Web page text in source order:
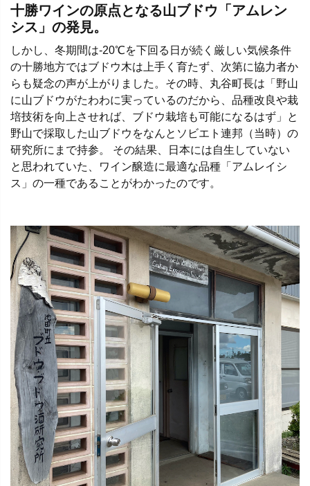
十勝ワインの原点となる山ブドウ「アムレン
シス」の発見。
しかし、冬期間は-20℃を下回る日が続く厳しい気候条件
の十勝地方ではブドウ木は上手く育たず、次第に協力者か
らも疑念の声が上がりました。その時、丸谷町長は「野山
に山ブドウがたわわに実っているのだから、品種改良や栽
培技術を向上させれば、ブドウ栽培も可能になるはず」と
野山で採取した山ブドウをなんとソビエト連邦（当時）の
研究所にまで持参。 その結果、日本には自生していない
と思われていた、ワイン醸造に最適な品種「アムレイシ
ス」の一種であることがわかったのです。